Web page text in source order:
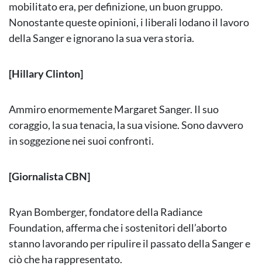
mobilitato era, per definizione, un buon gruppo.
Nonostante queste opinioni, i liberali lodano il lavoro
della Sanger e ignorano la sua vera storia.
[Hillary Clinton]
Ammiro enormemente Margaret Sanger. Il suo
coraggio, la sua tenacia, la sua visione. Sono davvero
in soggezione nei suoi confronti.
[Giornalista CBN]
Ryan Bomberger, fondatore della Radiance
Foundation, afferma che i sostenitori dell’aborto
stanno lavorando per ripulire il passato della Sanger e
ciò che ha rappresentato.